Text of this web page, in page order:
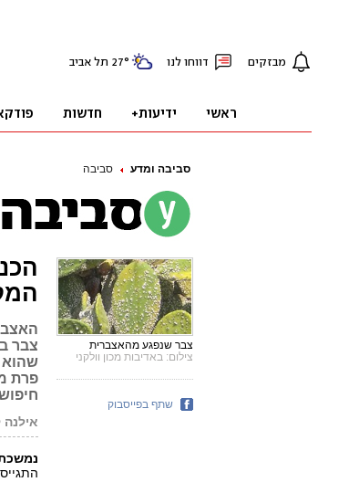
סביבה ומדע סביבה
צבר
שהוא
פרת
אילנה
צבר שנפגע מהאצברית
צילום: באדיבות מכון וולקני
שתף בפייסבוק